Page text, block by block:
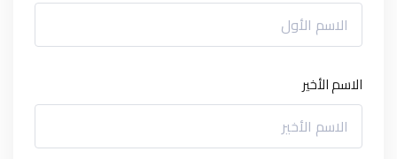
الاسم الأخير